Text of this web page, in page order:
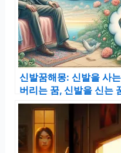
신발꿈해몽: 신발을 사
버리는 꿈, 신발을 신는